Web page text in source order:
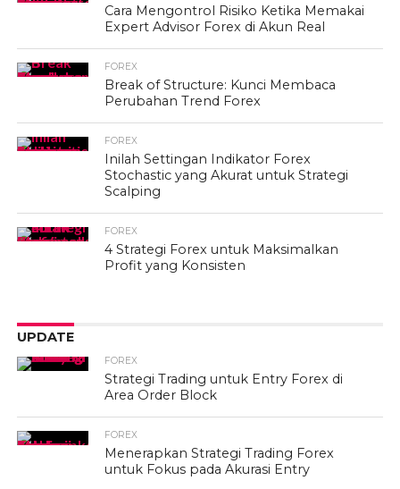
Cara Mengontrol Risiko Ketika Memakai
Expert Advisor Forex di Akun Real
FOREX
Break of Structure: Kunci Membaca
Perubahan Trend Forex
FOREX
Inilah Settingan Indikator Forex
Stochastic yang Akurat untuk Strategi
Scalping
FOREX
4 Strategi Forex untuk Maksimalkan
Profit yang Konsisten
UPDATE
FOREX
Strategi Trading untuk Entry Forex di
Area Order Block
FOREX
Menerapkan Strategi Trading Forex
untuk Fokus pada Akurasi Entry